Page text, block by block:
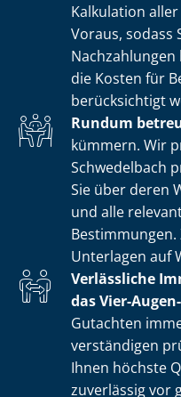
Kalkulation
Voraus, sodass
die Kosten für
berücksichtigt
Rundum
kümmern. Wir
Schwedelbach
Sie über deren
und alle
Unterlagen auf
Verlässliche
das Vier-
Gutachten
ver­stän­di­gen
Ihnen höchste
zuverlässig vor